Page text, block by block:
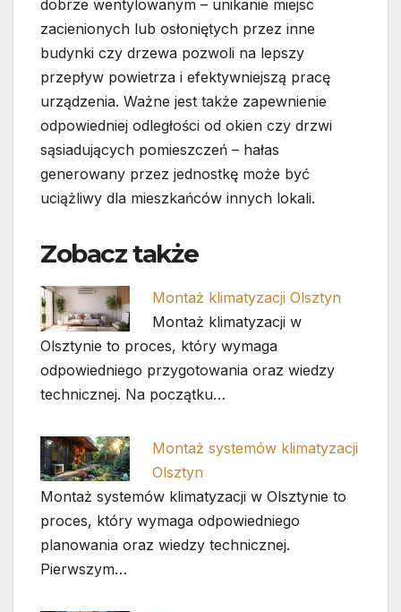
dobrze wentylowanym – unikanie miejsc
zacienionych lub osłoniętych przez inne
budynki czy drzewa pozwoli na lepszy
przepływ powietrza i efektywniejszą pracę
urządzenia. Ważne jest także zapewnienie
odpowiedniej odległości od okien czy drzwi
sąsiadujących pomieszczeń – hałas
generowany przez jednostkę może być
uciążliwy dla mieszkańców innych lokali.
Zobacz także
Montaż klimatyzacji Olsztyn
Montaż klimatyzacji w
Olsztynie to proces, który wymaga
odpowiedniego przygotowania oraz wiedzy
technicznej. Na początku…
Montaż systemów klimatyzacji
Olsztyn
Montaż systemów klimatyzacji w Olsztynie to
proces, który wymaga odpowiedniego
planowania oraz wiedzy technicznej.
Pierwszym…